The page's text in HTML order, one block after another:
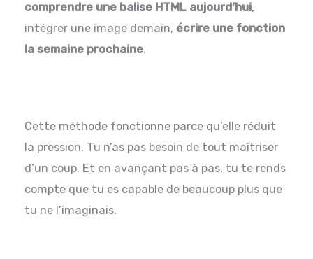
comprendre une balise HTML aujourd’hui,
intégrer une image demain, écrire une fonction
la semaine prochaine.
Cette méthode fonctionne parce qu’elle réduit
la pression. Tu n’as pas besoin de tout maîtriser
d’un coup. Et en avançant pas à pas, tu te rends
compte que tu es capable de beaucoup plus que
tu ne l’imaginais.